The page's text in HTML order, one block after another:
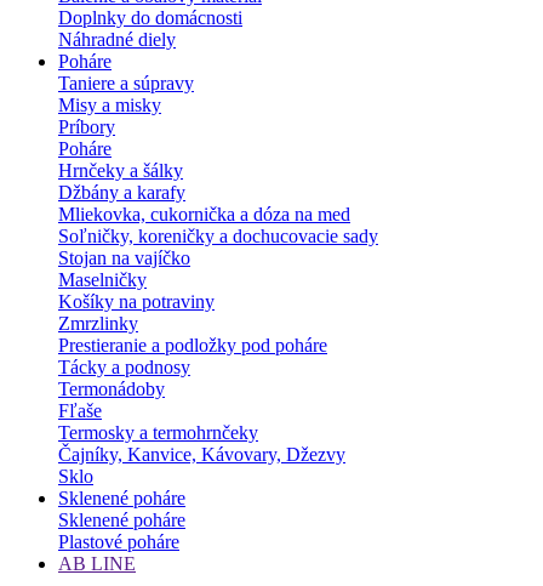
Doplnky do domácnosti
Náhradné diely
Poháre
Taniere a súpravy
Misy a misky
Príbory
Poháre
Hrnčeky a šálky
Džbány a karafy
Mliekovka, cukornička a dóza na med
Soľničky, koreničky a dochucovacie sady
Stojan na vajíčko
Maselničky
Košíky na potraviny
Zmrzlinky
Prestieranie a podložky pod poháre
Tácky a podnosy
Termonádoby
Fľaše
Termosky a termohrnčeky
Čajníky, Kanvice, Kávovary, Džezvy
Sklo
Sklenené poháre
Sklenené poháre
Plastové poháre
AB LINE